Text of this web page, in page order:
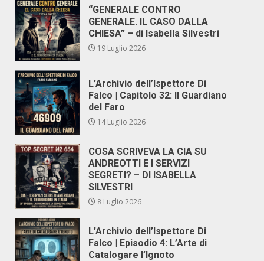
“GENERALE CONTRO
GENERALE. IL CASO DALLA
CHIESA” – di Isabella Silvestri
19 Luglio 2026
L’Archivio dell’Ispettore Di
Falco | Capitolo 32: Il Guardiano
del Faro
14 Luglio 2026
COSA SCRIVEVA LA CIA SU
ANDREOTTI E I SERVIZI
SEGRETI? – DI ISABELLA
SILVESTRI
8 Luglio 2026
L’Archivio dell’Ispettore Di
Falco | Episodio 4: L’Arte di
Catalogare l’Ignoto